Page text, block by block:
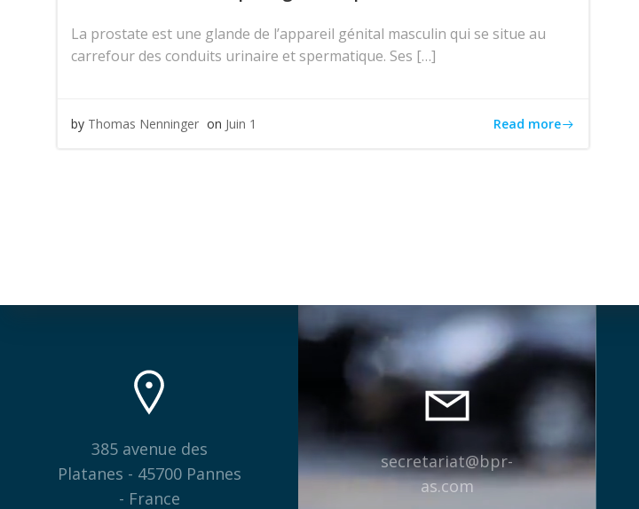
La prostate est une glande de l’appareil génital masculin qui se situe au
carrefour des conduits urinaire et spermatique. Ses […]
by Thomas Nenninger on Juin 1 Read more
385 avenue des
Platanes - 45700 Pannes
- France
secretariat@bpr-
as.com